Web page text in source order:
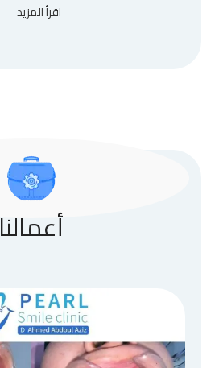
اقرأ المزيد
أعمالنا